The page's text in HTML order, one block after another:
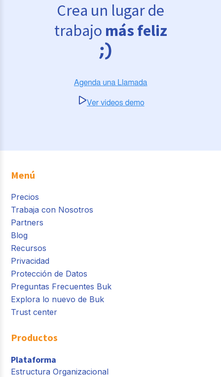
Crea un lugar de
trabajo más feliz
Menú
Precios
Trabaja con Nosotros
Partners
Blog
Recursos
Privacidad
Protección de Datos
Preguntas Frecuentes Buk
Explora lo nuevo de Buk
Trust center
Productos
Plataforma
Estructura Organizacional